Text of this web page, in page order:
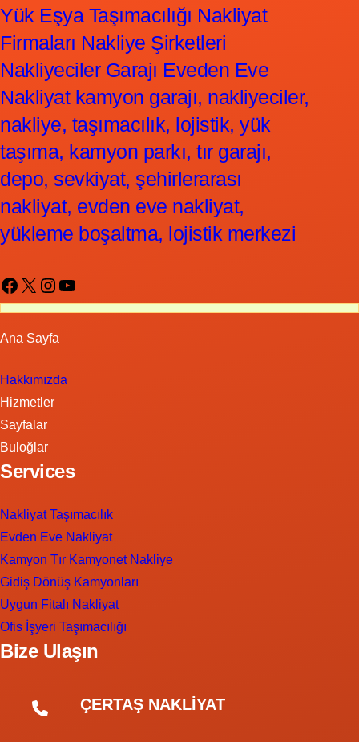
Yük Eşya Taşımacılığı Nakliyat
Firmaları Nakliye Şirketleri
Nakliyeciler Garajı Eveden Eve
Nakliyat kamyon garajı, nakliyeciler,
nakliye, taşımacılık, lojistik, yük
taşıma, kamyon parkı, tır garajı,
depo, sevkiyat, şehirlerarası
nakliyat, evden eve nakliyat,
yükleme boşaltma, lojistik merkezi
Facebook X Instagram YouTube
Ana Sayfa
Hakkımızda
Hizmetler
Sayfalar
Buloğlar
Services
Nakliyat Taşımacılık
Evden Eve Nakliyat
Kamyon Tır Kamyonet Nakliye
Gidiş Dönüş Kamyonları
Uygun Fitalı Nakliyat
Ofis İşyeri Taşımacılığı
Bize Ulaşın
ÇERTAŞ NAKLİYAT